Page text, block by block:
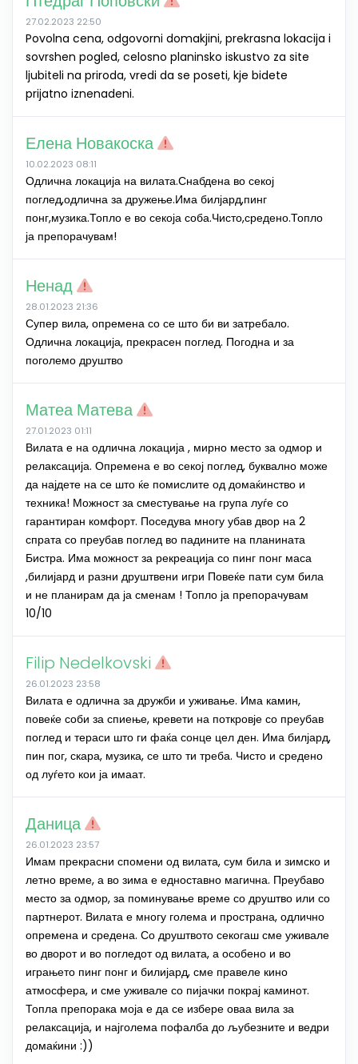
27.02.2023 22:50
Povolna cena, odgovorni domakjini, prekrasna lokacija i
sovrshen pogled, celosno planinsko iskustvo za site
ljubiteli na priroda, vredi da se poseti, kje bidete
prijatno iznenadeni.
Елена Новакоска
10.02.2023 08:11
Одлична локација на вилата.Снабдена во секој
поглед,одлична за дружење.Има билјард,пинг
понг,музика.Топло е во секоја соба.Чисто,средено.Топло
ја препорачувам!
Ненад
28.01.2023 21:36
Супер вила, опремена со се што би ви затребало.
Одлична локација, прекрасен поглед. Погодна и за
поголемо друштво
Матеа Матева
27.01.2023 01:11
Вилата е на одлична локација , мирно место за одмор и
релаксација. Опремена е во секој поглед, буквално може
да најдете на се што ќе помислите од домаќинство и
техника! Можност за сместување на група луѓе со
гарантиран комфорт. Поседува многу убав двор на 2
спрата со преубав поглед во падините на планината
Бистра. Има можност за рекреација со пинг понг маса
,билијард и разни друштвени игри Повеќе пати сум била
и не планирам да ја сменам ! Топло ја препорачувам
10/10
Filip Nedelkovski
26.01.2023 23:58
Вилата е одлична за дружби и уживање. Има камин,
повеќе соби за спиење, кревети на поткровје со преубав
поглед и тераси што ги фаќа сонце цел ден. Има билјард,
пин пог, скара, музика, се што ти треба. Чисто и средено
од луѓето кои ја имаат.
Даница
26.01.2023 23:57
Имам прекрасни спомени од вилата, сум била и зимско и
летно време, а во зима е едноставно магична. Преубаво
место за одмор, за поминување време со друштво или со
партнерот. Вилата е многу голема и пространа, одлично
опремена и средена. Со друштвото секогаш сме уживале
во дворот и во погледот од вилата, а особено и во
играњето пинг понг и билијард, сме правеле кино
атмосфера, и сме уживале со пијачки покрај каминот.
Топла препорака моја е да се избере оваа вила за
релаксација, и најголема пофалба до љубезните и ведри
домаќини :))